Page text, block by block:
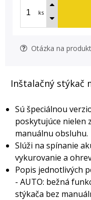
ks
Otázka na produkt
Inštalačný stýkač
Sú špeciálnou
poskytujúce nielen
manuálnu obsluhu.
Slúži na spínanie
vykurovanie a
Popis jednotlivých
- AUTO: bežná
stýkača bez